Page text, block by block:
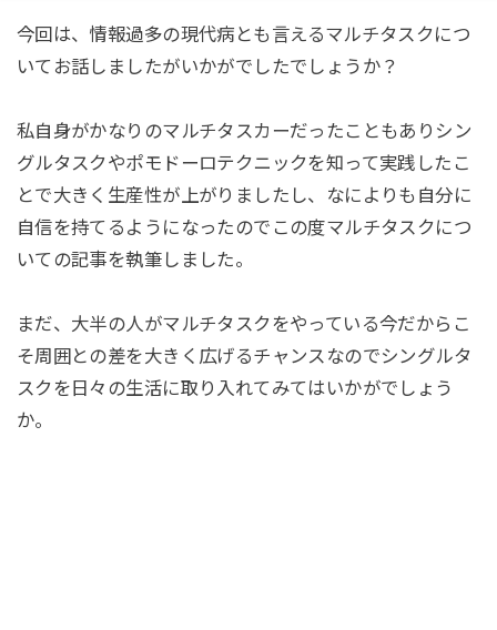
今回は、情報過多の現代病とも言えるマルチタスクにつ
いてお話しましたがいかがでしたでしょうか？
私自身がかなりのマルチタスカーだったこともありシン
グルタスクやポモドーロテクニックを知って実践したこ
とで大きく生産性が上がりましたし、なによりも自分に
自信を持てるようになったのでこの度マルチタスクにつ
いての記事を執筆しました。
まだ、大半の人がマルチタスクをやっている今だからこ
そ周囲との差を大きく広げるチャンスなのでシングルタ
スクを日々の生活に取り入れてみてはいかがでしょう
か。